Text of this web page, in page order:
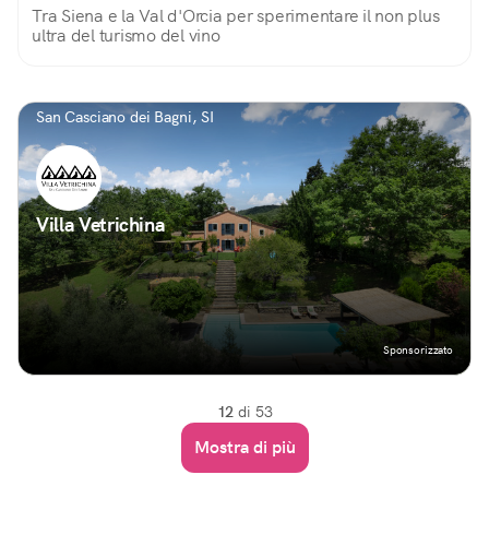
Tra Siena e la Val d'Orcia per sperimentare il non plus
ultra del turismo del vino
San Casciano dei Bagni, SI
Villa Vetrichina
Sponsorizzato
12 di 53
Mostra di più